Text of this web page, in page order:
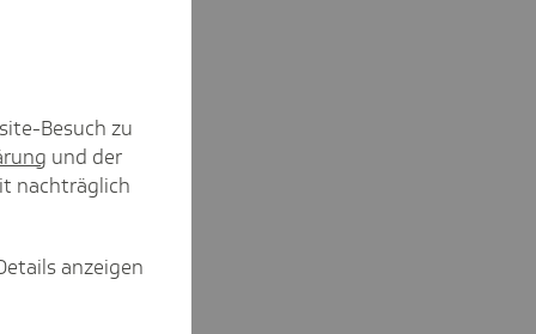
Besuch zu
und der
nachträglich
anzeigen